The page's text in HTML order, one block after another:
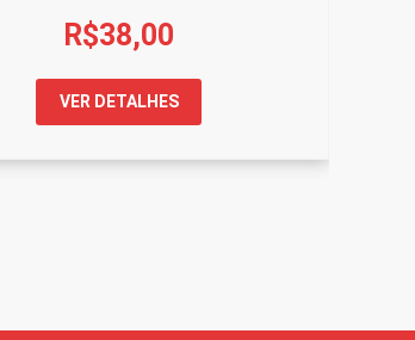
R$38,00
VER DETALHES